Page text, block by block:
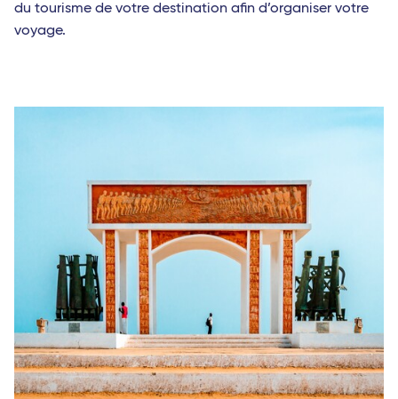
du tourisme de votre destination afin d’organiser votre
voyage.